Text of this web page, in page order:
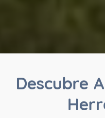
Descubre